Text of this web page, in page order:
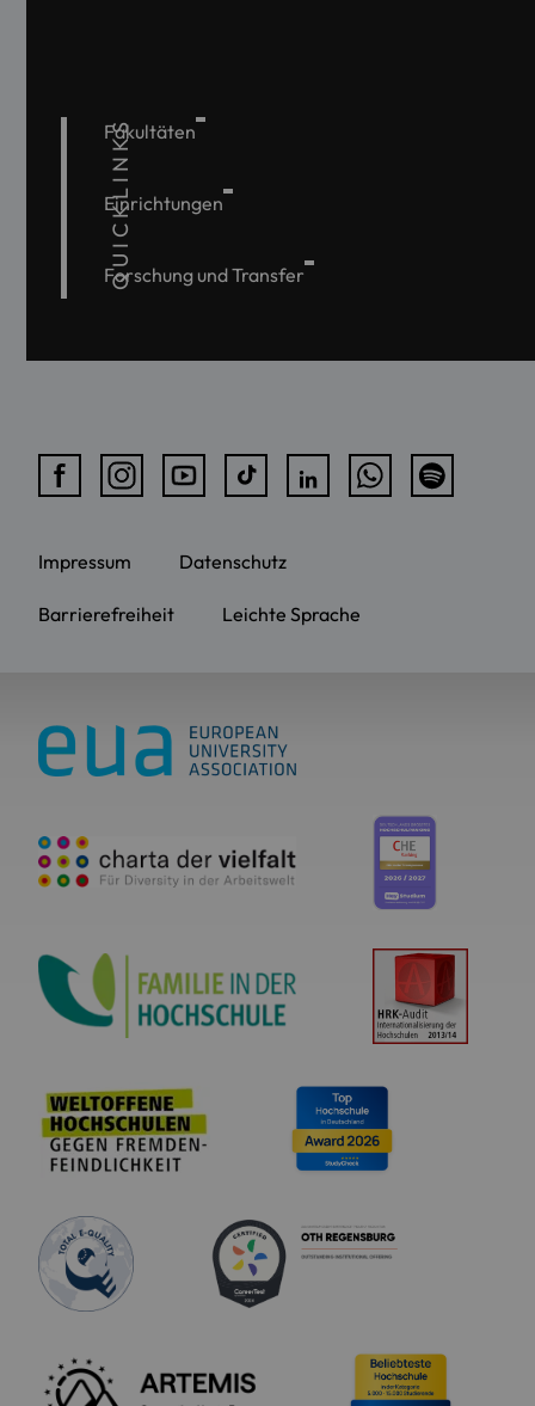
QUICKLINKS
Fakultäten
Einrichtungen
Forschung und Transfer
Impressum Datenschutz
Barrierefreiheit Leichte Sprache